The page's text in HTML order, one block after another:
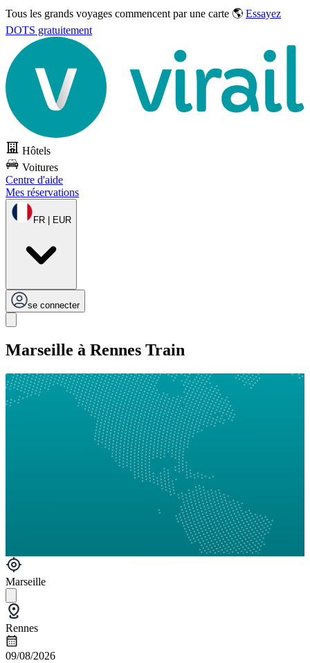
Tous les grands voyages commencent par une carte 🌎 Essayez
DOTS gratuitement
Hôtels
Voitures
Centre d'aide
Mes réservations
FR | EUR
se connecter
Marseille à Rennes Train
Marseille
Rennes
09/08/2026